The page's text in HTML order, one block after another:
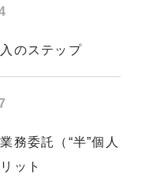
のステップ
務委託（“半”個人
ット